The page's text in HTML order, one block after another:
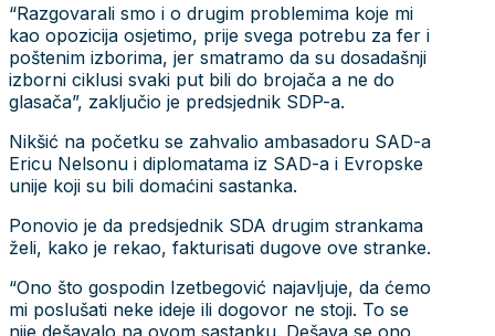
“Razgovarali smo i o drugim problemima koje mi
kao opozicija osjetimo, prije svega potrebu za fer i
poštenim izborima, jer smatramo da su dosadašnji
izborni ciklusi svaki put bili do brojača a ne do
glasača”, zaključio je predsjednik SDP-a.
Nikšić na početku se zahvalio ambasadoru SAD-a
Ericu Nelsonu i diplomatama iz SAD-a i Evropske
unije koji su bili domaćini sastanka.
Ponovio je da predsjednik SDA drugim strankama
želi, kako je rekao, fakturisati dugove ove stranke.
“Ono što gospodin Izetbegović najavljuje, da ćemo
mi poslušati neke ideje ili dogovor ne stoji. To se
nije dešavalo na ovom sastanku. Dešava se ono